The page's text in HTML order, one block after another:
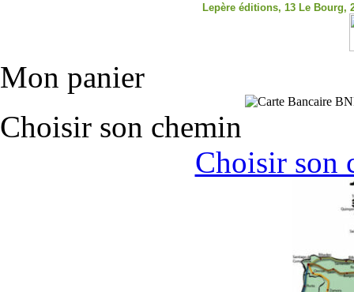
Lepère éditions, 13 Le Bourg,
Mon panier
Choisir son chemin
Choisir son